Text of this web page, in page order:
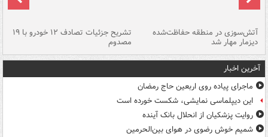
آتش‌سوزی در منطقه حفاظت‌شده
دیزمار مهار شد
تشریح جزئیات تصادف ۱۲ خودرو با ۱۹
مصدوم
آخرین اخبار
ماجرای پیاده روی اربعین حاج رمضان
این دیپلماسی نمایشی، شکست خورده است
روایت پزشکیان از انحلال بانک آینده
شمیم خوش رضوی در هوای بین‌الحرمین